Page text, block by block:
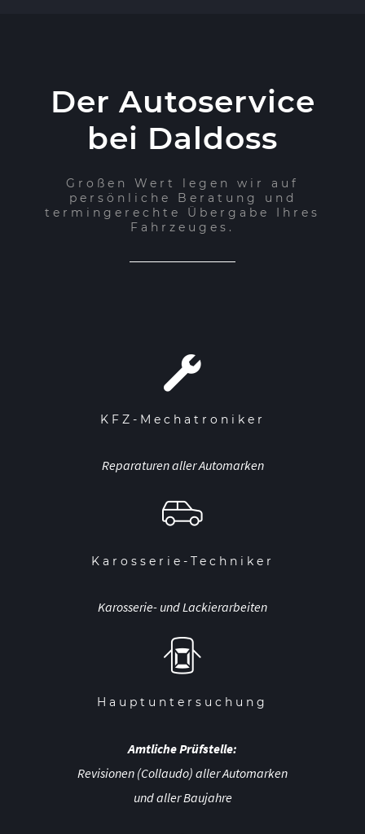
Der Autoservice
bei Daldoss
Großen Wert legen wir auf
persönliche Beratung und
termingerechte Übergabe Ihres
Fahrzeuges.
KFZ-Mechatroniker
Reparaturen aller Automarken
Karosserie-Techniker
Karosserie- und Lackierarbeiten
Hauptuntersuchung
Amtliche Prüfstelle:
Revisionen (Collaudo) aller Automarken
und aller Baujahre